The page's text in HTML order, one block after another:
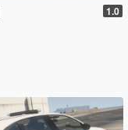
1.0